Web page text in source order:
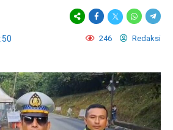
246 Redaksi